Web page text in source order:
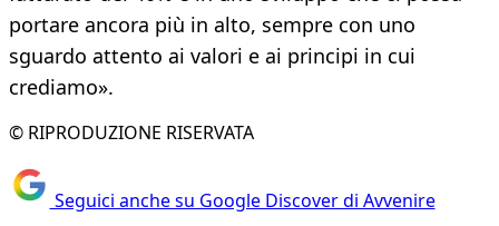
portare ancora più in alto, sempre con uno
sguardo attento ai valori e ai principi in cui
crediamo».
© RIPRODUZIONE RISERVATA
Seguici anche su Google Discover di Avvenire